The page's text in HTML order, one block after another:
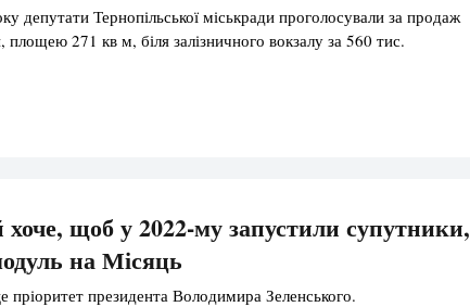
депутати Тернопільської міськради проголосували за продаж
площею 271 кв м, біля залізничного вокзалу за 560 тис.
хоче, щоб у 2022-му запустили супутники,
на Місяць
пріоритет президента Володимира Зеленського.